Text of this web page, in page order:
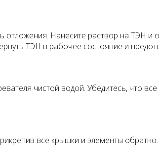
отложения. Нанесите раствор на ТЭН
ТЭН в рабочее состояние и
чистой водой. Убедитесь, что
все крышки и элементы